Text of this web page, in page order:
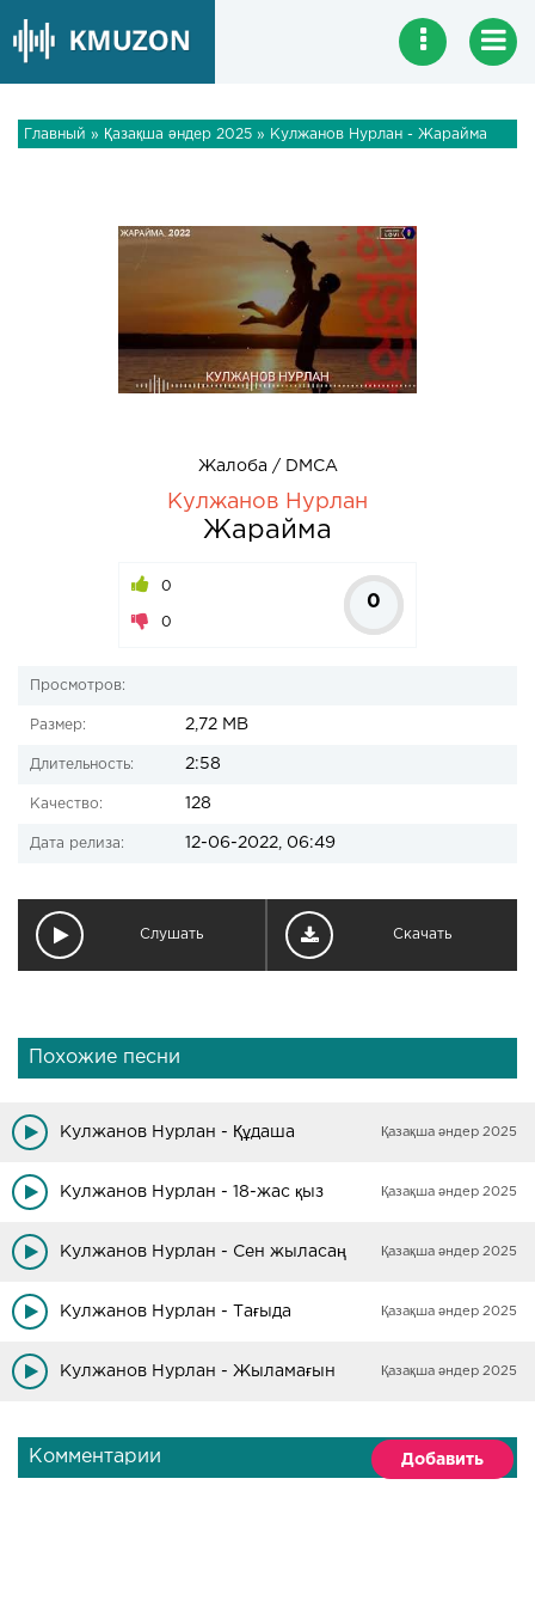
Главный » Қазақша әндер 2025 » Кулжанов Нурлан - Жарайма
Жалоба / DMCA
Кулжанов Нурлан
Жарайма
0
0
0
Просмотров:
Размер: 2,72 MB
Длительность: 2:58
Качество: 128
Дата релиза: 12-06-2022, 06:49
Слушать Скачать
Похожие песни
Кулжанов Нурлан - Құдаша Қазақша әндер 2025
Кулжанов Нурлан - 18-жас қыз Қазақша әндер 2025
Кулжанов Нурлан - Сен жыласаң Қазақша әндер 2025
Кулжанов Нурлан - Тағыда Қазақша әндер 2025
Кулжанов Нурлан - Жыламағын Қазақша әндер 2025
Комментарии Добавить